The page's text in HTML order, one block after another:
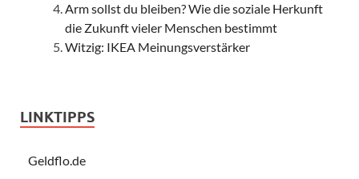
Arm sollst du bleiben? Wie die soziale Herkunft
die Zukunft vieler Menschen bestimmt
Witzig: IKEA Meinungsverstärker
LINKTIPPS
Geldflo.de